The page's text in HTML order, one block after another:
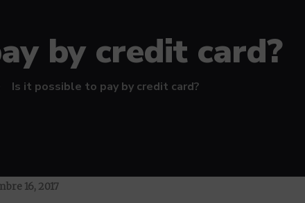
by credit card?
Is it possible to pay by credit card?
16, 2017